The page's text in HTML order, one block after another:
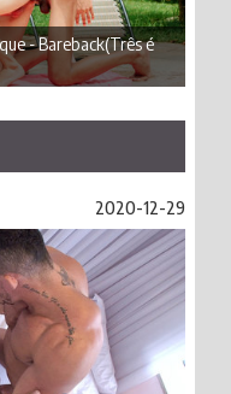
- Bareback(Três é
2020-12-29